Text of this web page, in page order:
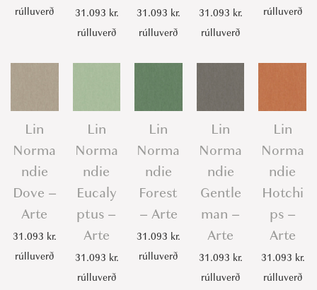
rúlluverð 31.093 kr.
rúlluverð
31.093 kr.
rúlluverð
31.093 kr.
rúlluverð
rúlluverð
Lin
Norma
ndie
Dove –
Arte
31.093 kr.
rúlluverð
Lin
Norma
ndie
Eucaly
ptus –
Arte
31.093 kr.
rúlluverð
Lin
Norma
ndie
Forest
– Arte
31.093 kr.
rúlluverð
Lin
Norma
ndie
Gentle
man –
Arte
31.093 kr.
rúlluverð
Lin
Norma
ndie
Hotchi
ps –
Arte
31.093 kr.
rúlluverð